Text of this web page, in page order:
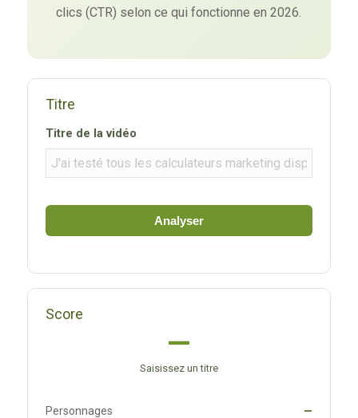
clics (CTR) selon ce qui fonctionne en 2026.
Titre
Titre de la vidéo
Analyser
Score
—
Saisissez un titre
Personnages —